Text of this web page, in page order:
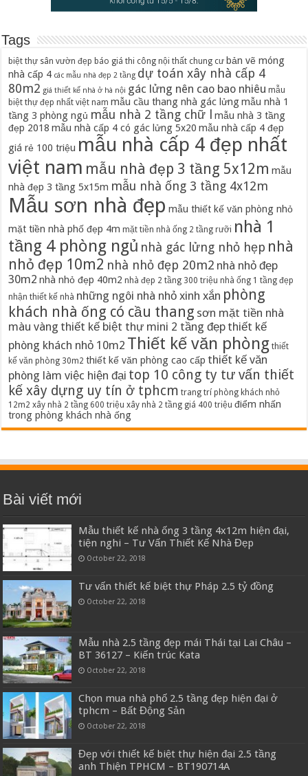
Tags
biệt thự sân vườn đẹp báo giá thi công nội thất chung cư bản vẽ móng
nhà cấp 4 các mẫu nhà đẹp 2 tầng dự toán xây nhà cấp 4
80m2 giá thiết kế nhà ở hà nội gác lửng nên cao bao nhiêu mẫu
biệt thự đẹp nhất việt nam mẫu cầu thang nhà gác lửng mẫu nhà 1
tầng 3 phòng ngủ mẫu nhà 2 tầng chữ l
mẫu nhà 3 tầng
đẹp 2018 mẫu nhà cấp 4 có gác lửng 5x20 mẫu nhà cấp 4 đẹp
giá rẻ 100 triệu mẫu nhà cấp 4 đẹp nhất
việt nam mẫu nhà đẹp 3 tầng 5x12m mẫu
nhà đẹp 3 tầng 5x15m mẫu nhà ống 3 tầng 4x12m
Mẫu sơn nhà đẹp mẫu thiết kế văn phòng nhỏ
mặt tiền nhà phố đẹp 4m mặt tiền nhà ống 2 tầng rưỡi nhà 1
tầng 4 phòng ngủ nhà gác lửng nhỏ hẹp nhà
nhỏ đẹp 10m2 nhà nhỏ đẹp 20m2 nhà nhỏ đẹp
30m2 nhà nhỏ đẹp 40m2 nhà đẹp 2 tầng 300 triệu nhà ống 1 tầng đẹp
nhận thiết kế nhà những ngôi nhà nhỏ xinh xắn phòng
khách nhà ống có cầu thang sơn mặt tiền nhà
màu vàng thiết kế biệt thự mini 2 tầng đẹpthiết kế
phòng khách nhỏ 10m2 Thiết kế văn phòng thiết
kế văn phòng 30m2 thiết kế văn phòng cao cấp thiết kế văn
phòng làm việc hiện đại top 10 công ty tư vấn thiết
kế xây dựng uy tín ở tphcm trang trí phòng khách nhỏ
12m2 xây nhà 2 tầng 600 triệu xây nhà 2 tầng giá 400 triệu điểm nhấn
trong phòng khách nhà ống
Bài viết mới
Mẫu thiết kế nhà ống 3 tầng 4x12m hiện đại,
tiện nghi – Tư Vấn Thiết Kế Nhà Đẹp
October 22, 2018
Tư vấn thiết kế biệt thự Pháp 2.5 tỷ đồng
October 22, 2018
Mẫu nhà 2.5 tầng đẹp mái Thái tại Lai Châu –
BT 36127 – Kiến trúc Kata
October 22, 2018
Chọn mua nhà phố 2.5 tầng đẹp hiện đại ở
tphcm – Bất Động Sản
October 22, 2018
Đẹp với thiết kế biệt thự hiện đại 2.5 tầng
anh Thiện TPHCM – BT190714A